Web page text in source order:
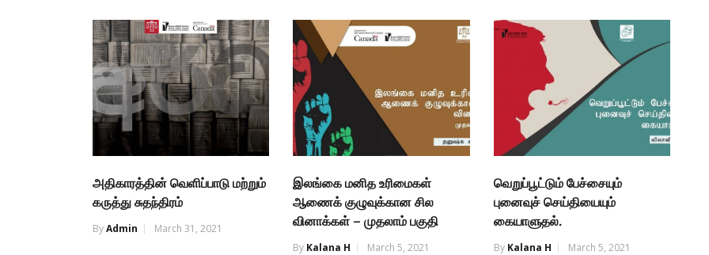
அதிகாரத்தின் வெளிப்பாடு மற்றும்
கருத்து சுதந்திரம்
ByAdmin March 31, 2021
இலங்கை மனித உரிமைகள்
ஆணைக் குழுவுக்கான சில
வினாக்கள் – முதலாம் பகுதி
By Kalana H March 5, 2021
வெறுப்பூட்டும் பேச்சையும்
புனைவுச் செய்தியையும்
கையாளுதல்.
By Kalana H March 5, 2021